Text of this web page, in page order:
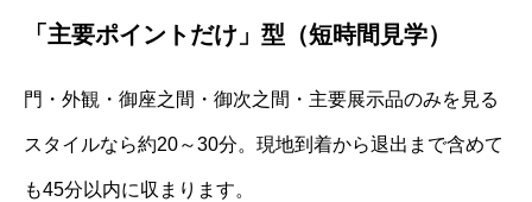
「主要ポイントだけ」型（短時間見学）
門・外観・御座之間・御次之間・主要展示品のみを見る
スタイルなら約20～30分。現地到着から退出まで含めて
も45分以内に収まります。